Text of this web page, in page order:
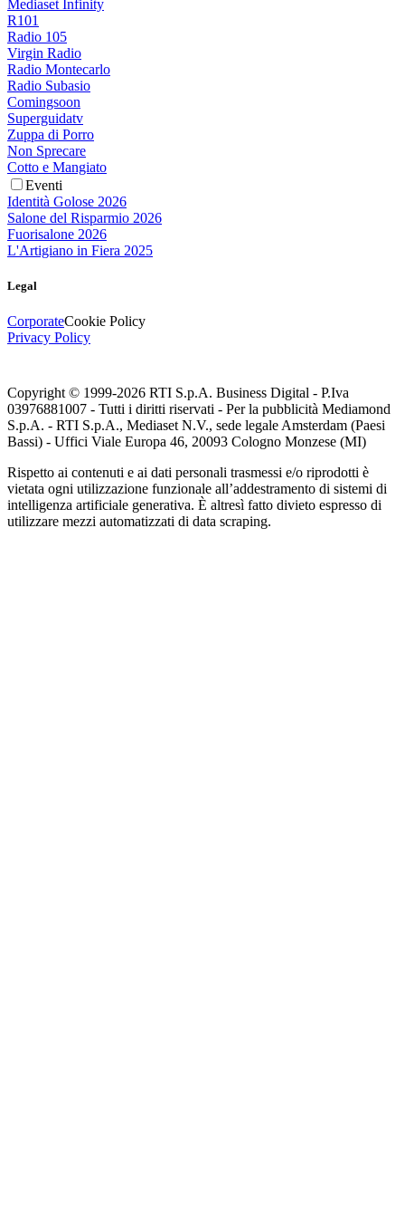
Mediaset Infinity
R101
Radio 105
Virgin Radio
Radio Montecarlo
Radio Subasio
Comingsoon
Superguidatv
Zuppa di Porro
Non Sprecare
Cotto e Mangiato
Eventi
Identità Golose 2026
Salone del Risparmio 2026
Fuorisalone 2026
L'Artigiano in Fiera 2025
Legal
CorporateCookie Policy
Privacy Policy
Copyright © 1999-2026 RTI S.p.A. Business Digital - P.Iva
03976881007 - Tutti i diritti riservati - Per la pubblicità Mediamond
S.p.A. - RTI S.p.A., Mediaset N.V., sede legale Amsterdam (Paesi
Bassi) - Uffici Viale Europa 46, 20093 Cologno Monzese (MI)
Rispetto ai contenuti e ai dati personali trasmessi e/o riprodotti è
vietata ogni utilizzazione funzionale all’addestramento di sistemi di
intelligenza artificiale generativa. È altresì fatto divieto espresso di
utilizzare mezzi automatizzati di data scraping.